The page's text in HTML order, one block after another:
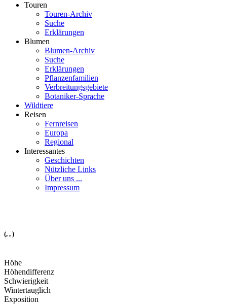
Touren
Touren-Archiv
Suche
Erklärungen
Blumen
Blumen-Archiv
Suche
Erklärungen
Pflanzenfamilien
Verbreitungsgebiete
Botaniker-Sprache
Wildtiere
Reisen
Fernreisen
Europa
Regional
Interessantes
Geschichten
Nützliche Links
Über uns ...
Impressum
(, , )
Höhe
Höhendifferenz
Schwierigkeit
Wintertauglich
Exposition